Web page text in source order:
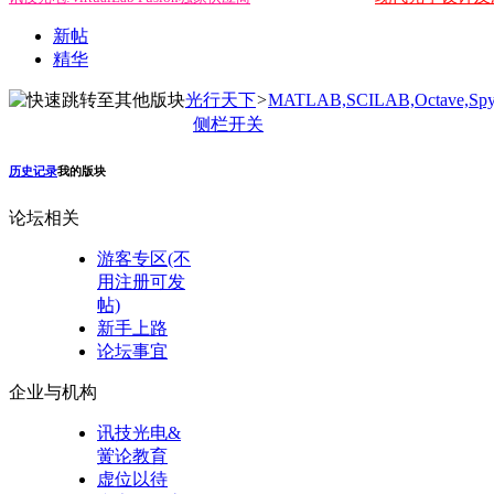
新帖
精华
光行天下>
侧栏开关
历史记录我的版块
论坛相关
游客专区(不
用注册可发
帖)
新手上路
论坛事宜
企业与机构
讯技光电&
黉论教育
虚位以待